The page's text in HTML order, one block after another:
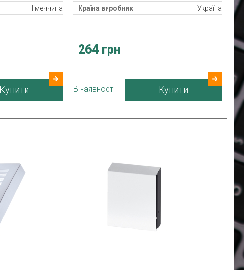
Німеччина
Купити
Країна виробник
Україна
264 грн
В наявності Купити